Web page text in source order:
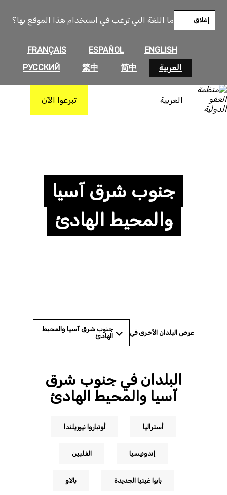
ما اللغة التي ترغب في استخدام هذا الموقع بها؟
ENGLISH
ESPAÑOL
FRANÇAIS
العربية
简中
繁中
РУССКИЙ
إغلاق
العربية تبرعوا الآن
جنوب شرق آسيا
والمحيط الهادئ
عرض البلدان الأخرى في
جنوب شرق آسيا والمحيط
الهادئ
البلدان في جنوب شرق
آسيا والمحيط الهادئ
أستراليا أوتياروا نيوزيلندا
إندونيسيا الفلبين
بابوا غينيا الجديدة بالاو